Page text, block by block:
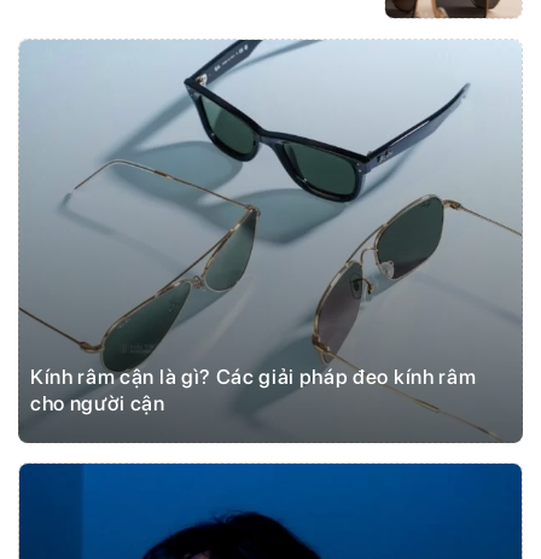
Kính râm cận là gì? Các giải pháp đeo kính râm
cho người cận